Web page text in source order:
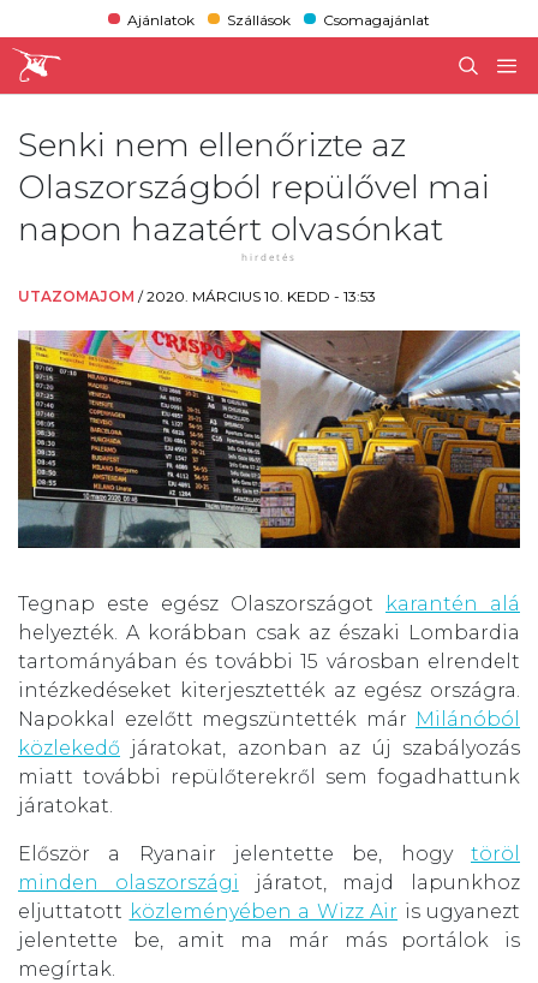
Ajánlatok Szállások Csomagajánlat
Senki nem ellenőrizte az
Olaszországból repülővel mai
napon hazatért olvasónkat
UTAZOMAJOM /2020. MÁRCIUS 10. KEDD - 13:53
Tegnap este egész Olaszországot
karantén alá
helyezték. A korábban csak az északi Lombardia
tartományában és további 15 városban elrendelt
intézkedéseket kiterjesztették az egész országra.
Napokkal ezelőtt megszüntették már Milánóból
közlekedő járatokat, azonban az új szabályozás
miatt további repülőterekről sem fogadhattunk
járatokat.
Először a Ryanair jelentette be, hogy töröl
minden olaszországi járatot, majd lapunkhoz
eljuttatott közleményében a Wizz Air is ugyanezt
jelentette be, amit ma már más portálok is
megírtak.